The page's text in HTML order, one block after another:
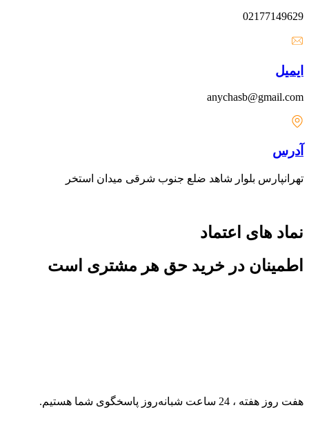
02177149629
ایمیل
anychasb@gmail.com
آدرس
تهرانپارس بلوار شاهد ضلع جنوب شرقی میدان استخر
نماد های اعتماد
اطمینان در خرید حق هر مشتری است
هفت روز هفته ، 24 ساعت شبانه‌روز پاسخگوی شما هستیم.